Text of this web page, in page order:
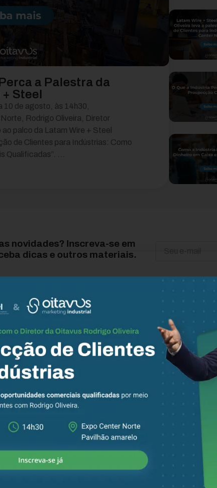
a Palestra da
Steel
10 de agosto, às 14h30,
Rodrigo Oliveira, Diretor
palco da Latam Wire + Steel
de Clientes para Indústrias: Como
Qualificadas”. ...
novidades? Inscreva-se em
dicas e outros materiais.
Descubra mais
Erros comerciais que
fazem a indústria perder
dinheiro (e como evitar)